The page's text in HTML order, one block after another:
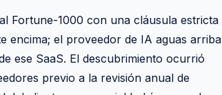
Fortune-1000 con una cláusula estricta
encima; el proveedor de IA aguas arriba
ese SaaS. El descubrimiento ocurrió
previo a la revisión anual de